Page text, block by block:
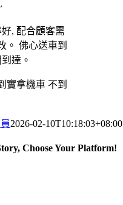
, 配合顧客需
。 佛心送車到
達。
實拿機車 不到
2026-02-10T10:18:03+08:00
Choose Your Platform!